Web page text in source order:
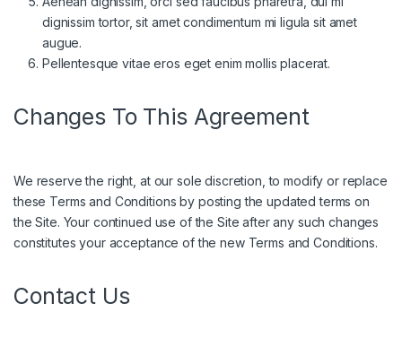
dignissim tortor, sit amet condimentum mi ligula sit amet
augue.
Pellentesque vitae eros eget enim mollis placerat.
Changes To This Agreement
We reserve the right, at our sole discretion, to modify or replace
these Terms and Conditions by posting the updated terms on
the Site. Your continued use of the Site after any such changes
constitutes your acceptance of the new Terms and Conditions.
Contact Us